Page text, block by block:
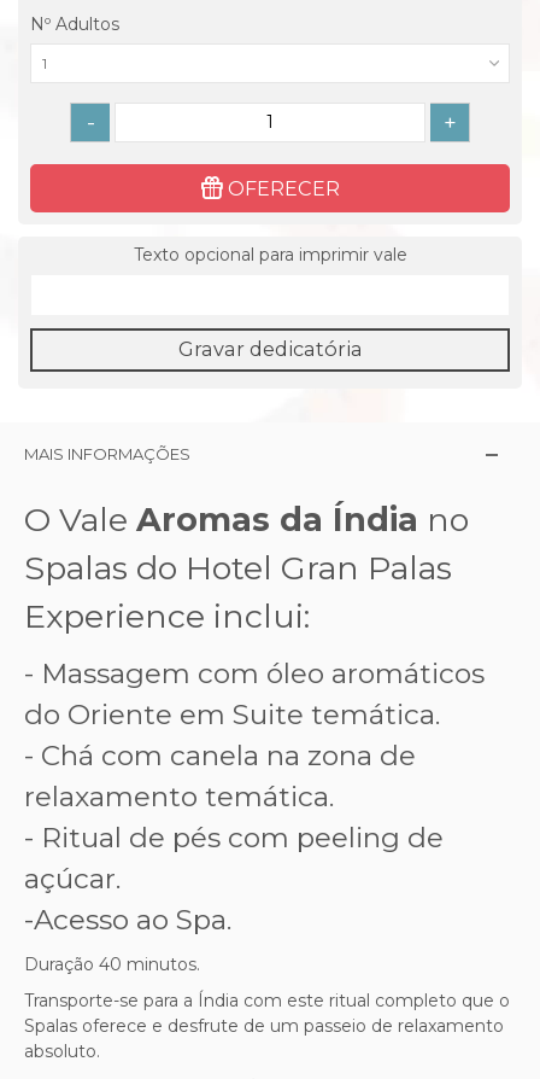
Nº Adultos
1
- +
OFERECER
Texto opcional para imprimir vale
Gravar dedicatória
MAIS INFORMAÇÕES
O Vale Aromas da Índia no
Spalas do Hotel Gran Palas
Experience inclui:
- Massagem com óleo aromáticos
do Oriente em Suite temática.
- Chá com canela na zona de
relaxamento temática.
- Ritual de pés com peeling de
açúcar.
-Acesso ao Spa.
Duração 40 minutos.
Transporte-se para a Índia com este ritual completo que o
Spalas oferece e desfrute de um passeio de relaxamento
absoluto.